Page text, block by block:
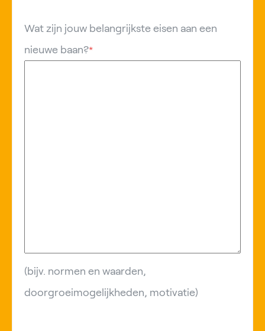
Wat zijn jouw belangrijkste eisen aan een
nieuwe baan?*
(bijv. normen en waarden,
doorgroeimogelijkheden, motivatie)